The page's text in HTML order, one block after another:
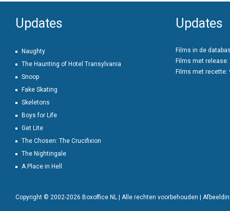
Updates
Naughty
The Haunting of Hotel Transylvania
Snoop
Fake Skating
Skeletons
Boys for Life
Get Lite
The Chosen: The Crucifixion
The Nightingale
A Place in Hell
Updates
Films in de
Films met release:
Films met recette:
Copyright © 2002-2026 Boxoffice NL | Alle rechten voorbehouden |